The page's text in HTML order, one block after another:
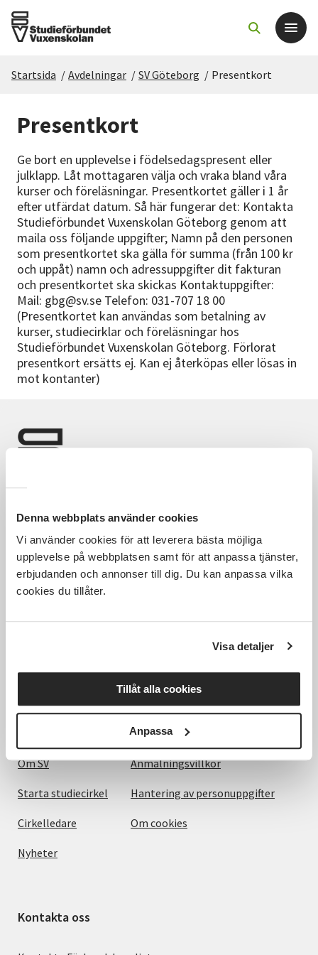
Denna webbplats använder cookies
Vi använder cookies för att leverera bästa möjliga
upplevelse på webbplatsen samt för att anpassa tjänster,
erbjudanden och annonser till dig. Du kan anpassa vilka
cookies du tillåter.
Visa detaljer
Tillåt alla cookies
Anpassa
För dig som
Sök kurser och evenemang
Om SV
Starta studiecirkel
Cirkelledare
Nyheter
Avdelningar
Lyssna
Startsida / Avdelningar / SV Göteborg / Presentkort
Presentkort
Ge bort en upplevelse i födelsedagspresent eller
julklapp. Låt mottagaren välja och vraka bland våra
kurser och föreläsningar. Presentkortet gäller i 1 år
efter utfärdat datum. Så här fungerar det: Kontakta
Studieförbundet Vuxenskolan Göteborg genom att
maila oss följande uppgifter; Namn på den personen
som presentkortet ska gälla för summa (från 100 kr
och uppåt) namn och adressuppgifter dit fakturan
och presentkortet ska skickas Kontaktuppgifter:
Mail: gbg@sv.se Telefon: 031-707 18 00
(Presentkortet kan användas som betalning av
kurser, studiecirklar och föreläsningar hos
Studieförbundet Vuxenskolan Göteborg. Förlorat
presentkort ersätts ej. Kan ej återköpas eller lösas in
mot kontanter)
Hela Sveriges studieförbund - Vi är en central
samhällsaktör som bidrar till demokrati och
delaktighet, positiv och hållbar utveckling för
människor, miljö och samhällen.
Det här gör vi
Om SV
Starta studiecirkel
Cirkelledare
Nyheter
Villkor och information
SVs Integritetspolicy, GDPR
Anmälningsvillkor
Hantering av personuppgifter
Om cookies
Kontakta oss